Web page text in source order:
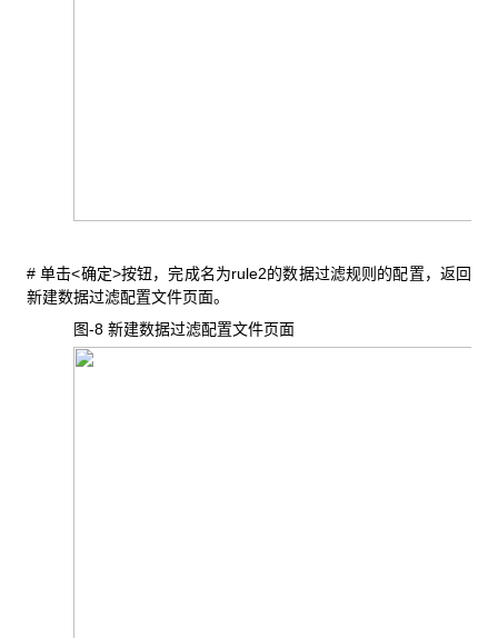
#单击<确定>按钮，完成名为rule2的数据过滤规则的配置，返回
新建数据过滤配置文件页面。
图-8 新建数据过滤配置文件页面